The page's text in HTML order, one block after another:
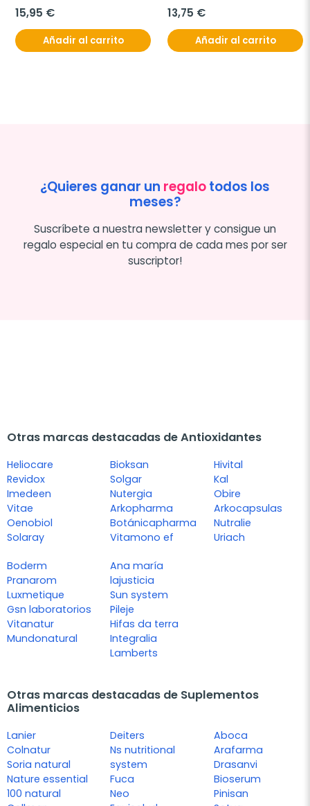
15,95 €
Añadir al carrito
13,75 €
Añadir al carrito
¿Quieres ganar un regalotodos los
meses?
Suscríbete a nuestra newsletter y consigue un
regalo especial en tu compra de cada mes por ser
suscriptor!
Otras marcas destacadas de Antioxidantes
Heliocare
Revidox
Imedeen
Vitae
Oenobiol
Solaray
Bioksan
Solgar
Nutergia
Arkopharma
Botánicapharma
Vitamono ef
Hivital
Kal
Obire
Arkocapsulas
Nutralie
Uriach
Boderm
Pranarom
Luxmetique
Gsn laboratorios
Vitanatur
Mundonatural
Ana maría
lajusticia
Sun system
Pileje
Hifas da terra
Integralia
Lamberts
Otras marcas destacadas de Suplementos
Alimenticios
Lanier
Colnatur
Soria natural
Nature essential
100 natural
Deiters
Ns nutritional
system
Fuca
Neo
Aboca
Arafarma
Drasanvi
Bioserum
Pinisan